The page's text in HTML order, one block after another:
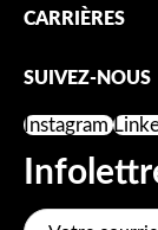
CARRIÈRES
SUIVEZ-NOUS
Instagram